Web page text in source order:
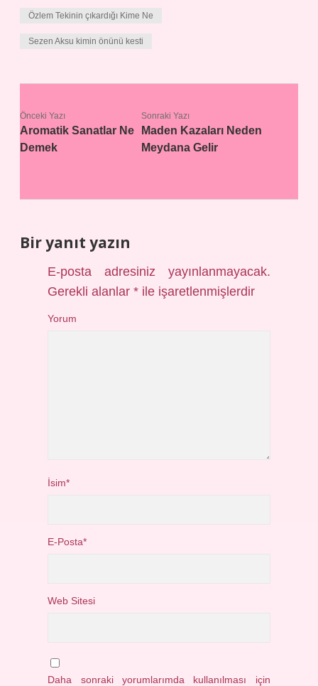
Özlem Tekinin çıkardığı Kime Ne
Sezen Aksu kimin önünü kesti
Önceki Yazı
Aromatik Sanatlar Ne
Demek
Sonraki Yazı
Maden Kazaları Neden
Meydana Gelir
Bir yanıt yazın
E-posta adresiniz yayınlanmayacak.
Gerekli alanlar* ile işaretlenmişlerdir
Yorum
İsim*
E-Posta*
Web Sitesi
Daha sonraki yorumlarımda kullanılması için